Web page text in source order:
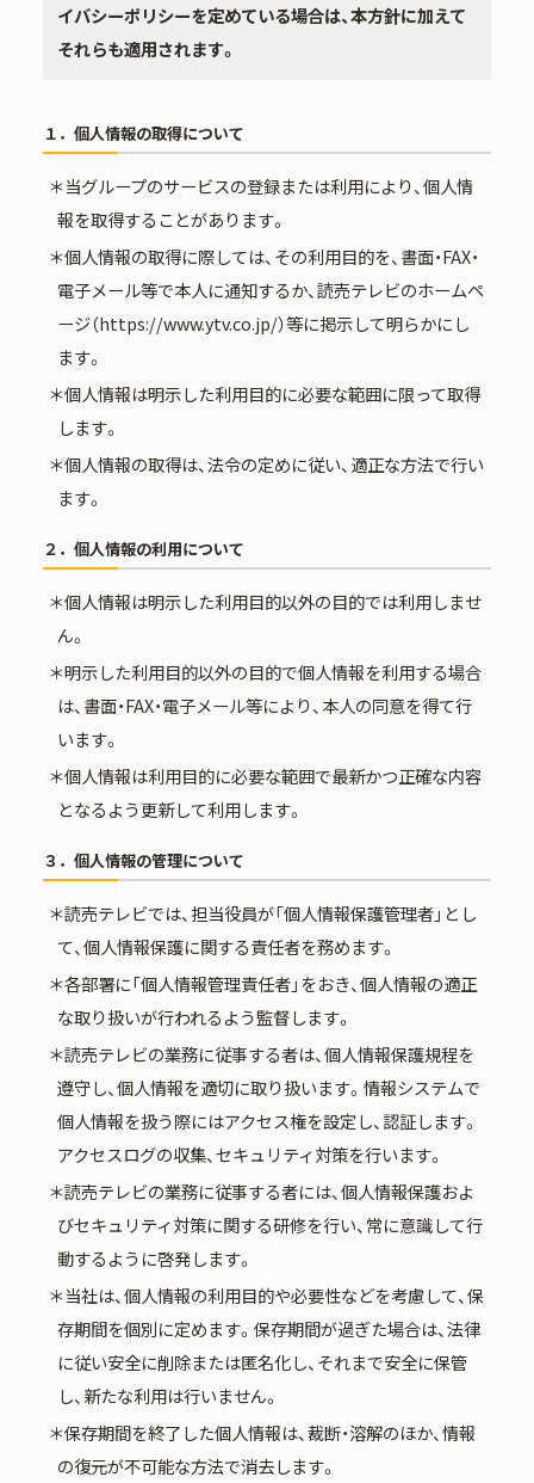
イバシーポリシーを定めている場合は、本方針に加えて
それらも適用されます。
１．個人情報の取得について
＊当グループのサービスの登録または利用により、個人情
報を取得することがあります。
＊個人情報の取得に際しては、その利用目的を、書面・FAX・
電子メール等で本人に通知するか、読売テレビのホームペ
ージ（https://www.ytv.co.jp/）等に掲示して明らかにし
ます。
＊個人情報は明示した利用目的に必要な範囲に限って取得
します。
＊個人情報の取得は、法令の定めに従い、適正な方法で行い
ます。
２．個人情報の利用について
＊個人情報は明示した利用目的以外の目的では利用しませ
ん。
＊明示した利用目的以外の目的で個人情報を利用する場合
は、書面・FAX・電子メール等により、本人の同意を得て行
います。
＊個人情報は利用目的に必要な範囲で最新かつ正確な内容
となるよう更新して利用します。
３．個人情報の管理について
＊読売テレビでは、担当役員が「個人情報保護管理者」とし
て、個人情報保護に関する責任者を務めます。
＊各部署に「個人情報管理責任者」をおき、個人情報の適正
な取り扱いが行われるよう監督します。
＊読売テレビの業務に従事する者は、個人情報保護規程を
遵守し、個人情報を適切に取り扱います。情報システムで
個人情報を扱う際にはアクセス権を設定し、認証します。
アクセスログの収集、セキュリティ対策を行います。
＊読売テレビの業務に従事する者には、個人情報保護およ
びセキュリティ対策に関する研修を行い、常に意識して行
動するように啓発します。
＊当社は、個人情報の利用目的や必要性などを考慮して、保
存期間を個別に定めます。保存期間が過ぎた場合は、法律
に従い安全に削除または匿名化し、それまで安全に保管
し、新たな利用は行いません。
＊保存期間を終了した個人情報は、裁断・溶解のほか、情報
の復元が不可能な方法で消去します。